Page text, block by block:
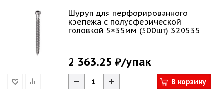
Шуруп для перфорированного
крепежа с полусферической
головкой 5×35мм (500шт) 320535
2 363.25 ₽/упак
В корзину